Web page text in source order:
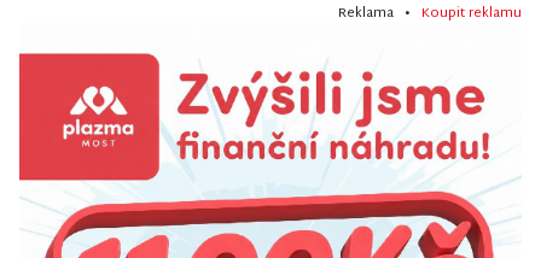
Reklama • Koupit reklamu